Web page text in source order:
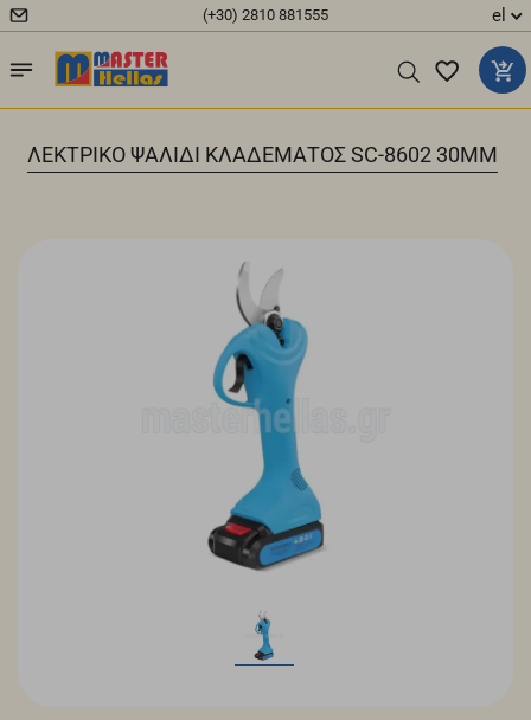
(+30) 2810 881555 el
ΗΛΕΚΤΡΙΚΟ ΨΑΛΙΔΙ ΚΛΑΔΕΜΑΤΟΣ SC-8602 30MM